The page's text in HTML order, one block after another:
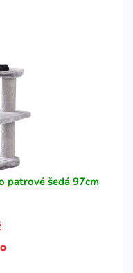
patrové šedá 97cm